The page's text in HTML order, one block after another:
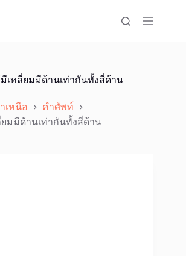
เหลี่ยมมีด้านเท่ากันทั้งสี่ด้าน
เหนือ
คำศัพท์
ยมมีด้านเท่ากันทั้งสี่ด้าน